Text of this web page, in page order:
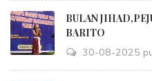
BULAN
BARITO
30-08-2025